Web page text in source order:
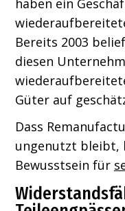
haben ein
Bereits 2003
diesen
Güter auf
Dass
ungenutzt bleibt,
Bewusstsein für